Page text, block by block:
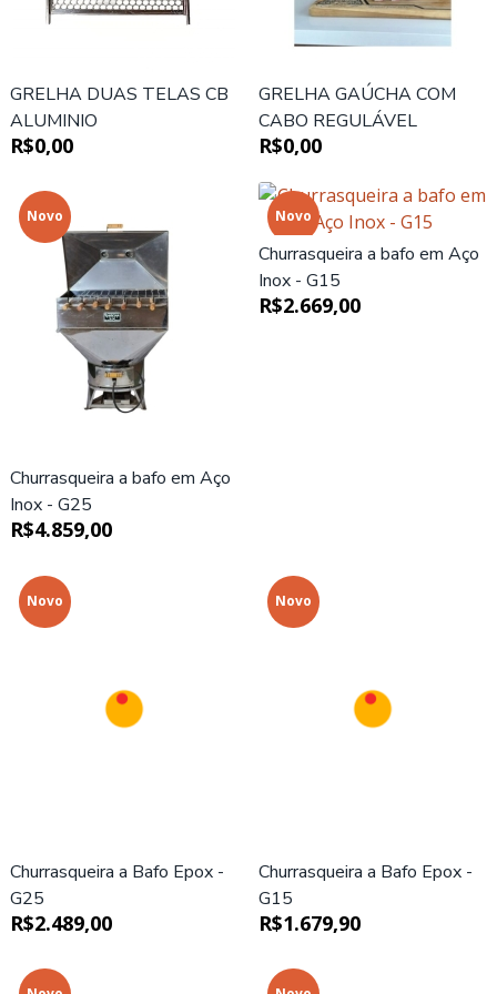
GRELHA DUAS TELAS CB
ALUMINIO
R$0,00
GRELHA GAÚCHA COM
CABO REGULÁVEL
R$0,00
Novo
Churrasqueira a bafo em Aço
Inox - G25
R$4.859,00
Novo
Churrasqueira a bafo em Aço
Inox - G15
R$2.669,00
Novo
Churrasqueira a Bafo Epox -
G25
R$2.489,00
Novo
Churrasqueira a Bafo Epox -
G15
R$1.679,90